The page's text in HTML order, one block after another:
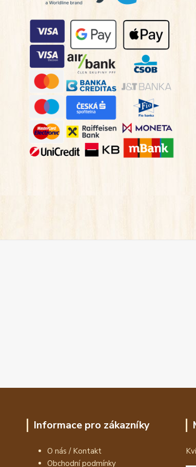
Informace pro zákazníky
O nás / Kontakt
Obchodní podmínky